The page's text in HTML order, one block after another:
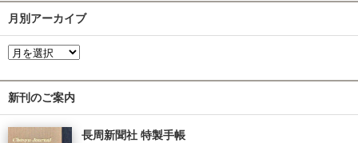
月別アーカイブ
新刊のご案内
長周新聞社 特製手帳